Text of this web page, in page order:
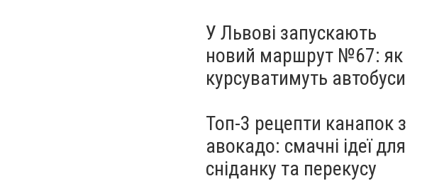
У Львові запускають
новий маршрут №67: як
курсуватимуть автобуси
Топ-3 рецепти канапок з
авокадо: смачні ідеї для
сніданку та перекусу